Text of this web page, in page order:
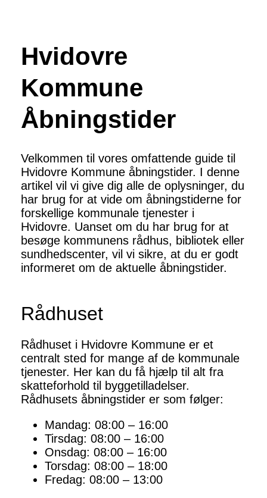
Hvidovre
Kommune
Åbningstider
Velkommen til vores omfattende guide til
Hvidovre Kommune åbningstider. I denne
artikel vil vi give dig alle de oplysninger, du
har brug for at vide om åbningstiderne for
forskellige kommunale tjenester i
Hvidovre. Uanset om du har brug for at
besøge kommunens rådhus, bibliotek eller
sundhedscenter, vil vi sikre, at du er godt
informeret om de aktuelle åbningstider.
Rådhuset
Rådhuset i Hvidovre Kommune er et
centralt sted for mange af de kommunale
tjenester. Her kan du få hjælp til alt fra
skatteforhold til byggetilladelser.
Rådhusets åbningstider er som følger:
Mandag: 08:00 – 16:00
Tirsdag: 08:00 – 16:00
Onsdag: 08:00 – 16:00
Torsdag: 08:00 – 18:00
Fredag: 08:00 – 13:00